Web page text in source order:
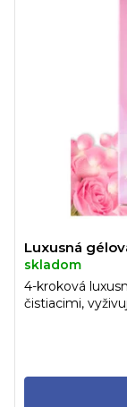
Luxusná
skladom
4-kroková
čistiacimi,